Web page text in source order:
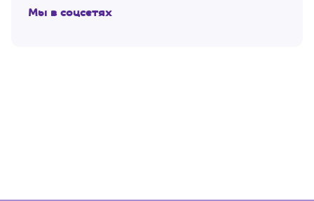
Мы в соцсетях